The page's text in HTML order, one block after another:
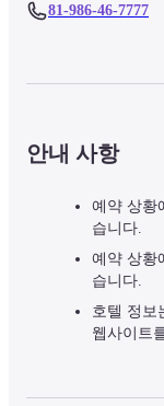
81-986-46-7777
안내 사항
예약 상황
습니다.
예약 상황
습니다.
호텔 정보
웹사이트